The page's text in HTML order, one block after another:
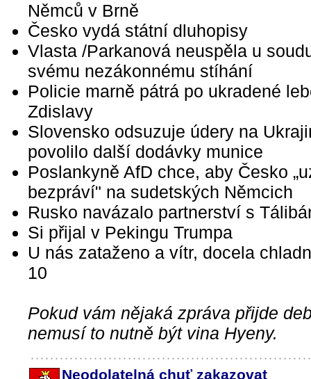
Němců v Brně
Česko vydá státní dluhopisy
Vlasta /Parkanová neuspěla u
svému nezákonnému stíhání
Policie marně pátrá po ukradené
Zdislavy
Slovensko odsuzuje údery na
povolilo další dodávky munice
Poslankyně AfD chce, aby Česko
bezpráví" na sudetských Němcich
Rusko navázalo partnerství s
Si přijal v Pekingu Trumpa
U nás zataženo a vítr, docela
10
Pokud vám nějaká zpráva přijde
nemusí to nutně být vina Hyeny.
Neodolatelná chuť zakazovat